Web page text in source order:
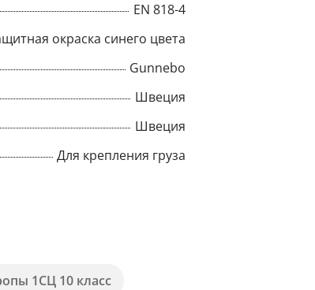
EN 818-4
окраска синего цвета
Gunnebo
Швеция
Швеция
Для крепления груза
1СЦ 10 класс